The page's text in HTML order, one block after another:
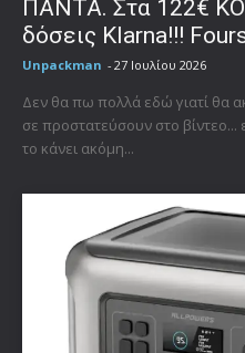
ΠΑΝΤΑ. Στα 122€
δόσεις Klarna!!!
Unpackman - 27 Ιουλίου 2026
Δεν θα πω πολλά εδώ γιατί θα
σε προστατεύσουν στο βίντεο...
το κάνει ακόμη...